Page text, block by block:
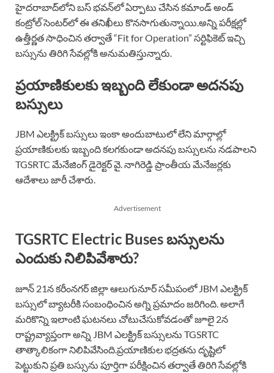
హైదరాబాద్‌లోని బస్ భవన్‌లో ఏర్పాటు చేసిన కమాండ్ అండ్
కంట్రోల్ సెంటర్‌లో ఈ తనిఖీలు కొనసాగుతున్నాయి.అన్ని పరీక్షల్లో
ఉత్తీర్ణత సాధించిన తర్వాతే “Fit for Operation” సర్టిఫికెట్ ఇచ్చి
బస్సును తిరిగి సేవల్లోకి అనుమతిస్తున్నారు.
ప్రయాణికులకు ఇబ్బంది లేకుండా అదనపు
బస్సులు
JBM ఎలక్ట్రిక్ బస్సులు ఇంకా అందుబాటులో లేని మార్గాల్లో
ప్రయాణికులకు ఇబ్బంది కలగకుండా అదనపు బస్సులను నడపాలని
TGSRTC మేనేజింగ్ డైరెక్టర్ వై. నాగిరెడ్డి ప్రాంతీయ మేనేజర్లకు
ఆదేశాలు జారీ చేశారు.
Advertisement
TGSRTC Electric Buses బస్సులను
ఎందుకు నిలిపివేశారు?
జూన్ 21న కరీంనగర్ జిల్లా ఆలుగునూర్ సమీపంలో JBM ఎలక్ట్రిక్
బస్సులో బ్యాటరీకి సంబంధించిన అగ్ని ప్రమాదం జరిగింది. అలాగే
మరికొన్ని ఇలాంటి ఘటనలు చోటుచేసుకోవడంతో జూలై 2న
రాష్ట్రవ్యాప్తంగా అన్ని JBM ఎలక్ట్రిక్ బస్సులను TGSRTC
తాత్కాలికంగా నిలిపివేసింది.ప్రయాణికుల భద్రతను దృష్టిలో
పెట్టుకుని ప్రతి బస్సును పూర్తిగా పరీక్షించిన తర్వాతే తిరిగి సేవల్లోకి